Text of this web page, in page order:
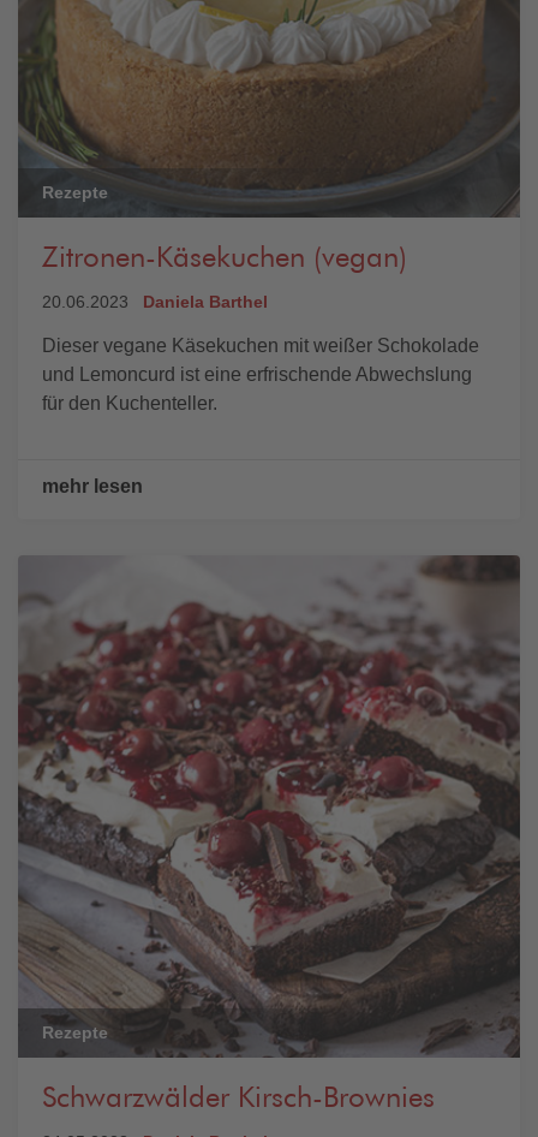
Rezepte
Zitronen-Käsekuchen (vegan)
20.06.2023 Daniela Barthel
Dieser vegane Käsekuchen mit weißer Schokolade
und Lemoncurd ist eine erfrischende Abwechslung
für den Kuchenteller.
mehr lesen
Rezepte
Schwarzwälder Kirsch-Brownies